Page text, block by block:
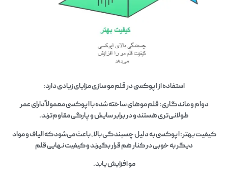
استفاده از اپوکسی در قلم مو سازی مزایای زیادی دارد:
دوام و ماندگاری: قلم موهای ساخته شده با اپوکسی معمولاً دارای عمر
طولانی‌تری هستند و در برابر سایش و پارگی مقاوم‌ترند.
کیفیت بهتر: اپوکسی به دلیل چسبندگی بالا، باعث می‌شود که الیاف و مواد
دیگر به خوبی در کنار هم قرار بگیرند و کیفیت نهایی قلم
مو افزایش یابد.